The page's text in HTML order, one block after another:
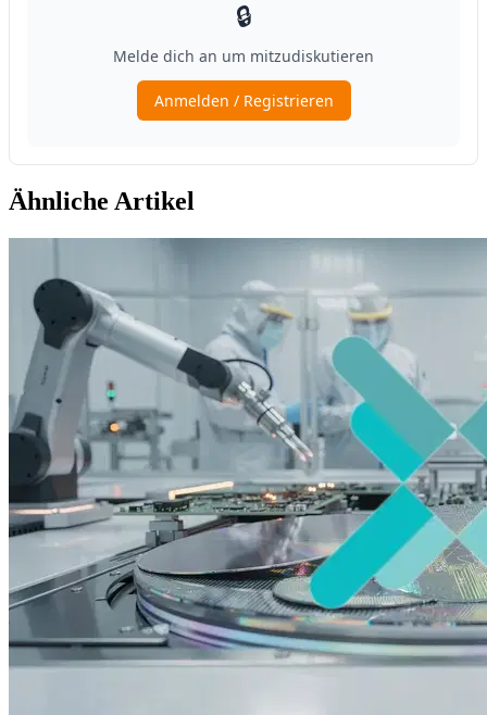
Ähnliche Artikel